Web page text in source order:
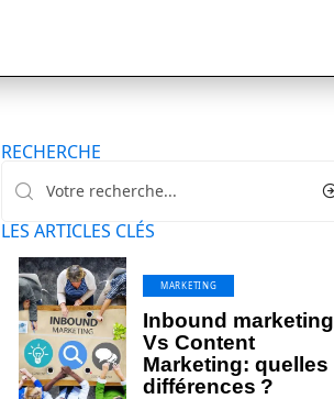
RECHERCHE
LES ARTICLES CLÉS
MARKETING
Inbound marketing
Vs Content
Marketing: quelles
différences ?